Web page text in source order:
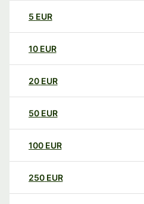
5 EUR
10 EUR
20 EUR
50 EUR
100 EUR
250 EUR